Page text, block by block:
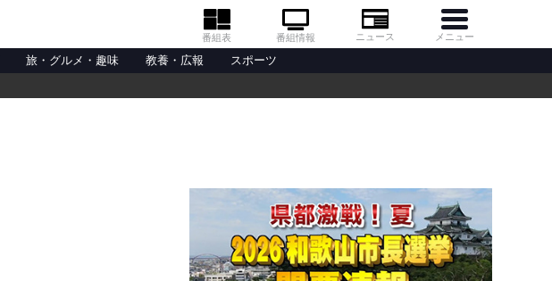
番組表 番組情報 ニュース メニュー
旅・グルメ・趣味 教養・広報
スポーツ